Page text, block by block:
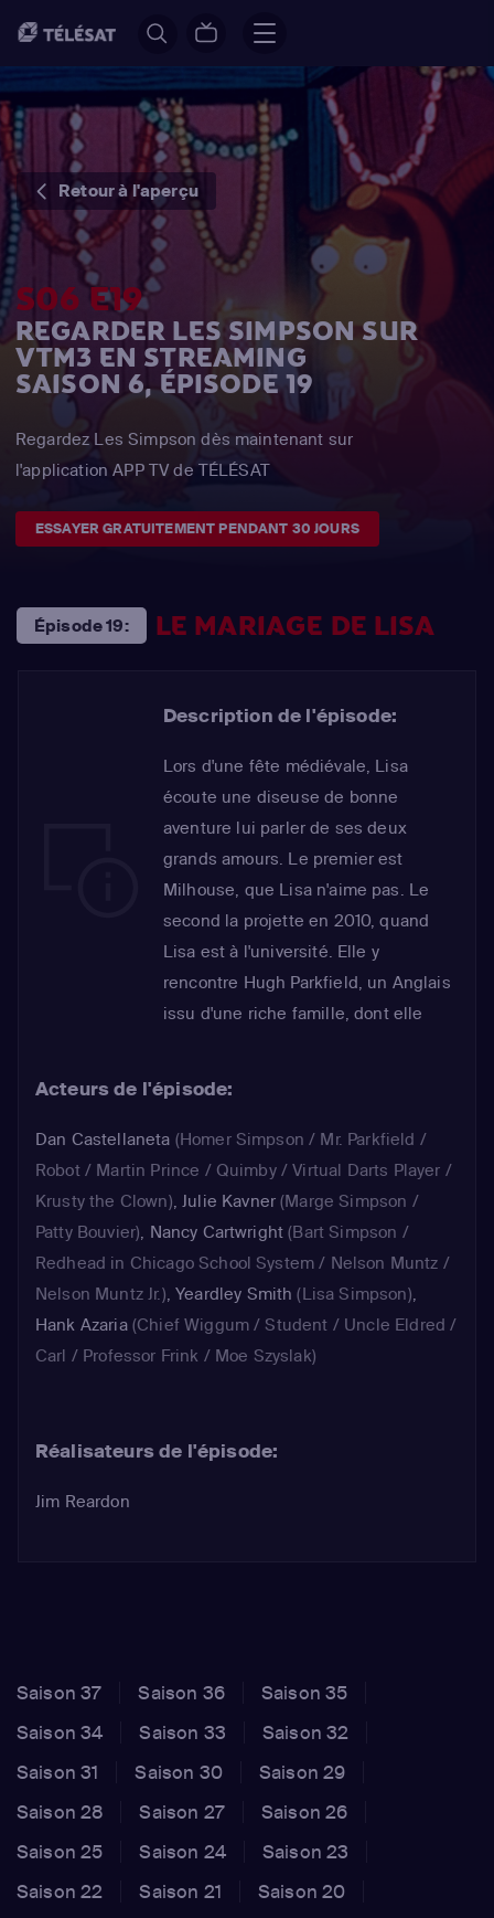
Retour à l'aperçu
S06 E19
REGARDER LES SIMPSON SUR
VTM3 EN STREAMING
SAISON 6, ÉPISODE 19
Regardez Les Simpson dès maintenant sur
l'application APP TV de TÉLÉSAT
ESSAYER GRATUITEMENT PENDANT 30 JOURS
Épisode 19: LE MARIAGE DE LISA
Description de l'épisode:
Lors d'une fête médiévale, Lisa
écoute une diseuse de bonne
aventure lui parler de ses deux
grands amours. Le premier est
Milhouse, que Lisa n'aime pas. Le
second la projette en 2010, quand
Lisa est à l'université. Elle y
rencontre Hugh Parkfield, un Anglais
issu d'une riche famille, dont elle
revanche à présenter sa famille à
Hugh, de peur de le décevoir. Elle
doit pourtant le faire car leur mariage
aura lieu à Springfield. Lisa et Hugh
se rendent donc dans la ville natale
de la jeune femme...
Acteurs de l'épisode:
Dan Castellaneta (Homer Simpson / Mr. Parkfield /
Robot / Martin Prince / Quimby / Virtual Darts Player /
Krusty the Clown),Julie Kavner(Marge Simpson /
Patty Bouvier), Nancy Cartwright (Bart Simpson /
Redhead in Chicago School System / Nelson Muntz /
Nelson Muntz Jr.),Yeardley Smith (Lisa Simpson),
Hank Azaria(Chief Wiggum / Student / Uncle Eldred /
Carl / Professor Frink / Moe Szyslak)
Réalisateurs de l'épisode:
Jim Reardon
Saison 37 Saison 36
Saison 35
Saison 34
Saison 33
Saison 32
Saison 31
Saison 30
Saison 29
Saison 28
Saison 27
Saison 26
Saison 25
Saison 24
Saison 23
Saison 22
Saison 21
Saison 20